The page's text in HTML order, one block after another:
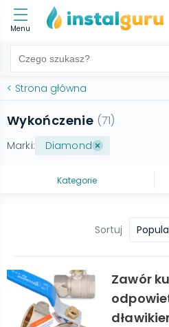
Menu
< Strona główna
Wykończenie (71)
Marki: Diamond
Kategorie
Sortuj
Zawór